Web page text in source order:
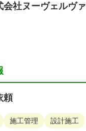
会社ヌーヴェルヴ
頼
施工管理 設計施工